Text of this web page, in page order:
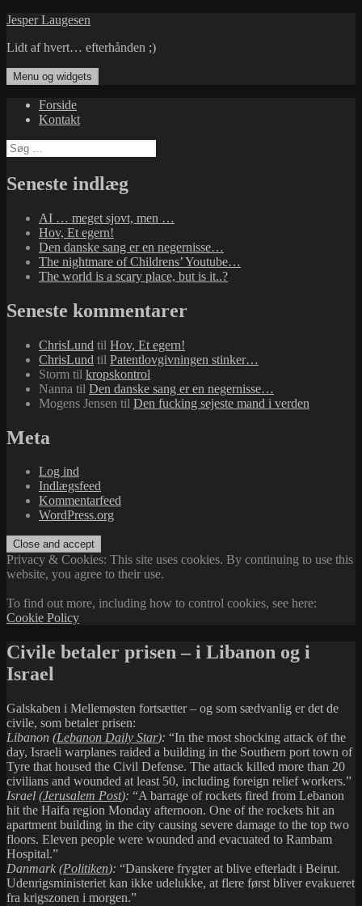
Hop
indhold
Jesper Laugesen
Lidt af hvert… efterhånden ;)
Menu og widgets
Forside
Kontakt
Søg
efter:
Seneste indlæg
AI … meget sjovt, men …
Hov, Et egern!
Den danske sang er en negernisse…
The nightmare of Childrens’ Youtube…
The world is a scary place, but is it..?
Seneste kommentarer
ChrisLund til Hov, Et egern!
ChrisLund til Patentlovgivningen stinker…
Storm til kropskontrol
Nanna til Den danske sang er en negernisse…
Mogens Jensen til Den fucking sejeste mand i verden
Meta
Log ind
Indlægsfeed
Kommentarfeed
WordPress.org
Privacy & Cookies: This site uses cookies. By continuing to use this
website, you agree to their use.
To find out more, including how to control cookies, see here:
Cookie Policy
Civile betaler prisen – i Libanon og i
Israel
Galskaben i Mellemøsten fortsætter – og som sædvanlig er det de
civile, som betaler prisen:
Libanon (Lebanon Daily Star): “In the most shocking attack of the
day, Israeli warplanes raided a building in the Southern port town of
Tyre that housed the Civil Defense. The attack killed more than 20
civilians and wounded at least 50, including foreign relief workers.”
Israel (Jerusalem Post): “A barrage of rockets fired from Lebanon
hit the Haifa region Monday afternoon. One of the rockets hit an
apartment building in the city causing severe damage to the top two
floors. Eleven people were wounded and evacuated to Rambam
Hospital.”
Danmark (Politiken): “Danskere frygter at blive efterladt i Beirut.
Udenrigsministeriet kan ikke udelukke, at flere først bliver evakueret
fra krigszonen i morgen.”